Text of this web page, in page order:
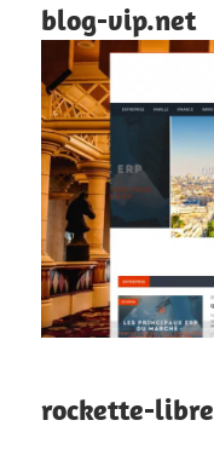
blog-vip.net
rockette-